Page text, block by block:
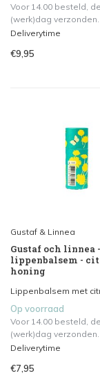
Voor 14.00 besteld,
(werk)dag verzonden.
Deliverytime
€9,95
Gustaf & Linnea
Gustaf och linnea -
lippenbalsem -
honing
Lippenbalsem met
Op voorraad
Voor 14.00 besteld,
(werk)dag verzonden.
Deliverytime
€7,95